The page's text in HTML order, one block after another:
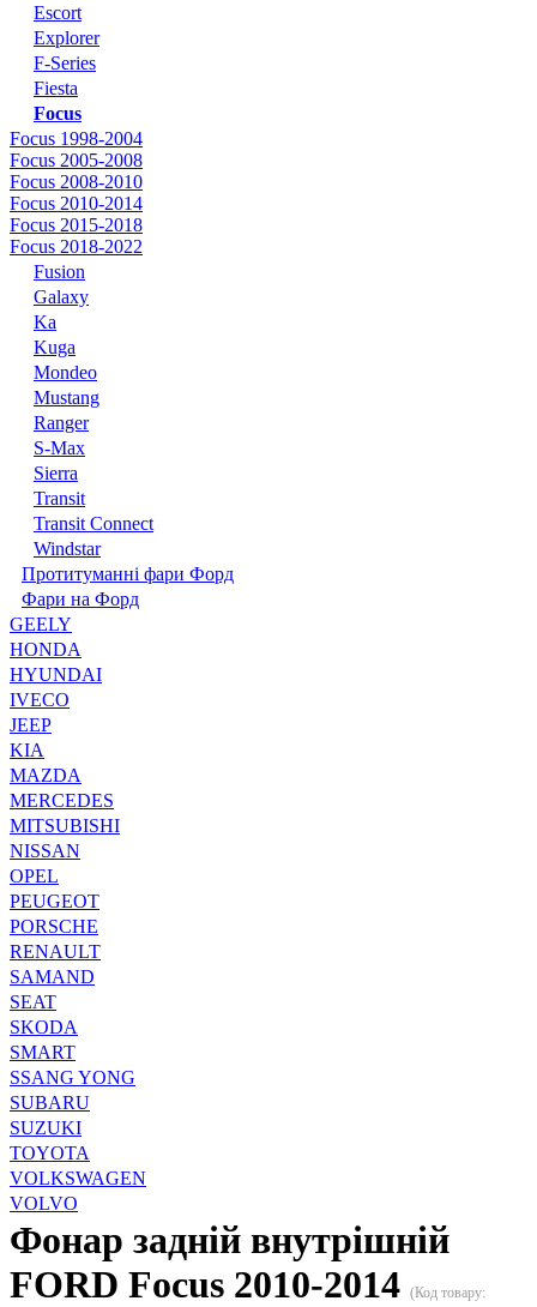
Escort
Explorer
F-Series
Fiesta
Focus
Focus 1998-2004
Focus 2005-2008
Focus 2008-2010
Focus 2010-2014
Focus 2015-2018
Focus 2018-2022
Fusion
Galaxy
Ka
Kuga
Mondeo
Mustang
Ranger
S-Max
Sierra
Transit
Transit Connect
Windstar
Протитуманні фари Форд
Фари на Форд
GEELY
HONDA
HYUNDAI
IVECO
JEEP
KIA
MAZDA
MERCEDES
MITSUBISHI
NISSAN
OPEL
PEUGEOT
PORSCHE
RENAULT
SAMAND
SEAT
SKODA
SMART
SSANG YONG
SUBARU
SUZUKI
TOYOTA
VOLKSWAGEN
VOLVO
Фонар задній внутрішній
FORD Focus 2010-2014 (Код товару: